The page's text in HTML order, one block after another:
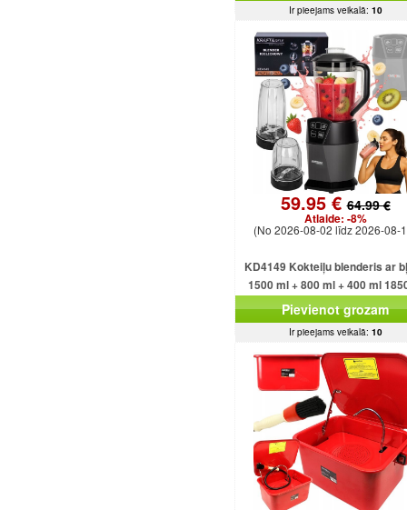
Ir pieejams veikalā: 10
59.95 €64.99 €
Atlaide: -8%
(No 2026-08-02 līdz 2026-08-
KD4149 Kokteiļu blenderis ar
1500 ml + 800 ml + 400 ml
Pievienot grozam
Ir pieejams veikalā: 10